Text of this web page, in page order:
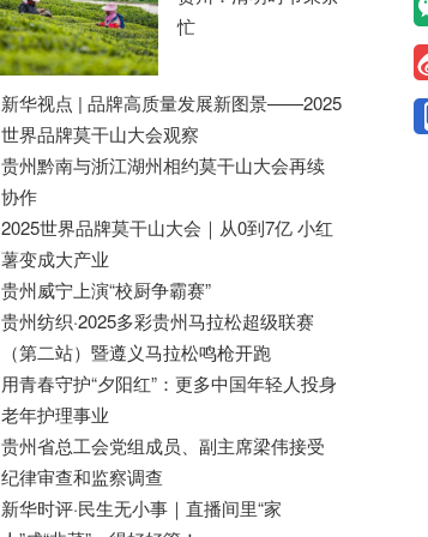
忙
新华视点 | 品牌高质量发展新图景——2025
世界品牌莫干山大会观察
贵州黔南与浙江湖州相约莫干山大会再续
协作
2025世界品牌莫干山大会｜从0到7亿 小红
薯变成大产业
贵州威宁上演“校厨争霸赛”
贵州纺织·2025多彩贵州马拉松超级联赛
（第二站）暨遵义马拉松鸣枪开跑
用青春守护“夕阳红”：更多中国年轻人投身
老年护理事业
贵州省总工会党组成员、副主席梁伟接受
纪律审查和监察调查
新华时评·民生无小事｜直播间里“家